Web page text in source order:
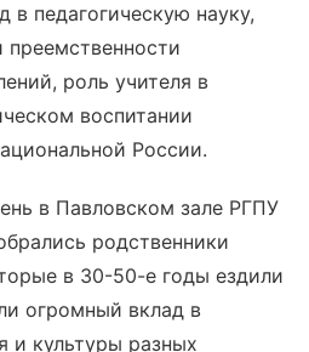
в педагогическую науку,
роль учителя в
воспитании
России.
в Павловском зале РГПУ
родственники
в 30-50-е годы ездили
огромный вклад в
и культуры разных